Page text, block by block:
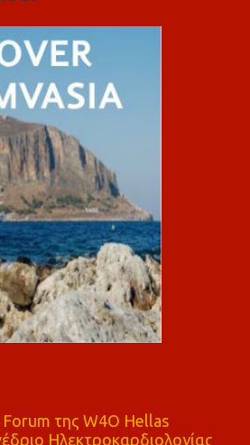
της W4O Hellas
Ηλεκτροκαρδιολογίας